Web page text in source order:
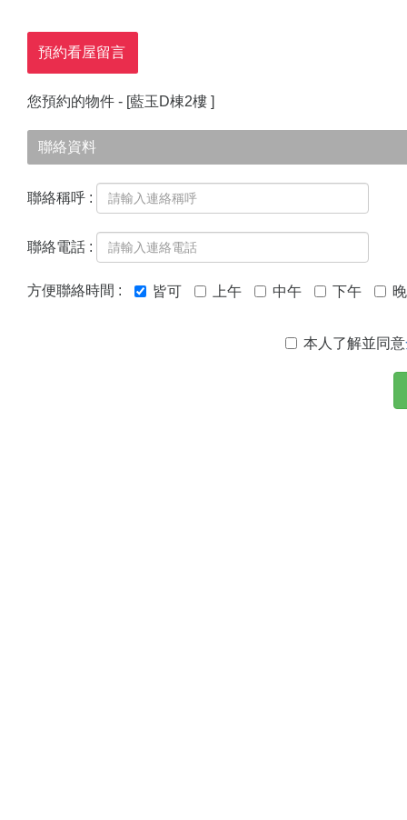
預約看屋留言
您預約的物件 - [藍玉D棟2樓 ]
聯絡資料
聯絡稱呼 :
聯絡電話 :
方便聯絡時間 : 皆可 上午 中午 下午
本人了解並同意